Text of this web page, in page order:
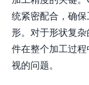
统紧密配合，确
形。对于形状复
件在整个加工过
视的问题。